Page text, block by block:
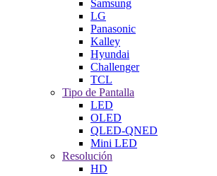
Samsung
LG
Panasonic
Kalley
Hyundai
Challenger
TCL
Tipo de Pantalla
LED
OLED
QLED-QNED
Mini LED
Resolución
HD